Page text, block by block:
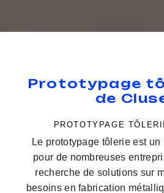
Prototypage
de
PROTOTYPAGE
Le prototypage tôlerie est un
pour de nombreuses
recherche de solutions sur
besoins en fabrication